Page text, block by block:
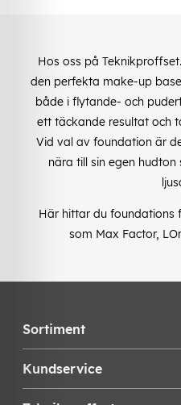
Hos oss på
den perfekta make-up
både i flytande- och
ett täckande resultat och
Vid val av foundation är
nära till sin egen
Här hittar du foundations
som Max Factor,
Sortiment
Kundservice